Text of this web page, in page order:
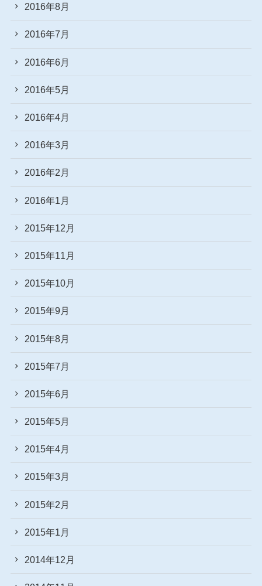
2016年8月
2016年7月
2016年6月
2016年5月
2016年4月
2016年3月
2016年2月
2016年1月
2015年12月
2015年11月
2015年10月
2015年9月
2015年8月
2015年7月
2015年6月
2015年5月
2015年4月
2015年3月
2015年2月
2015年1月
2014年12月